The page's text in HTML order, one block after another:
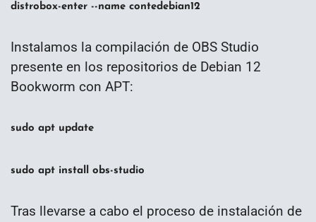
distrobox-enter --name contedebian12
Instalamos la compilación de OBS Studio
presente en los repositorios de Debian 12
Bookworm con APT:
sudo apt update
sudo apt install obs-studio
Tras llevarse a cabo el proceso de instalación de